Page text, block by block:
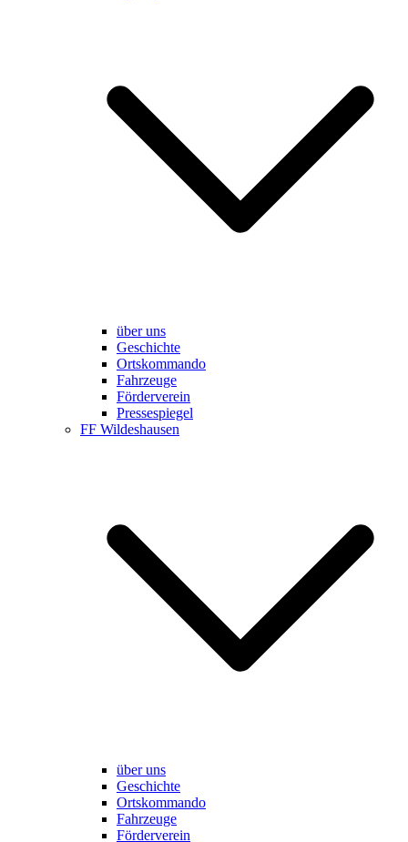
über uns
Geschichte
Ortskommando
Fahrzeuge
Förderverein
Pressespiegel
FF Wildeshausen
über uns
Geschichte
Ortskommando
Fahrzeuge
Förderverein